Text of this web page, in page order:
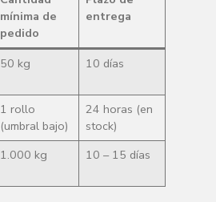
mínima de
pedido
entrega
50 kg 10 días
1 rollo
(umbral bajo)
24 horas (en
stock)
1.000 kg 10 – 15 días